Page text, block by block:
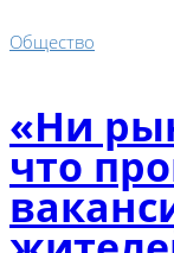
Общество
«Ни
что